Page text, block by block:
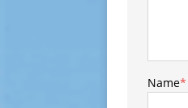
Name*